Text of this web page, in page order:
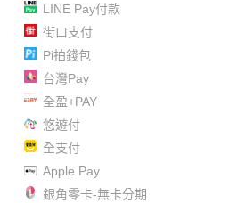
LINE Pay付款
街口支付
Pi拍錢包
台灣Pay
全盈+PAY
悠遊付
全支付
Apple Pay
銀角零卡-無卡分期